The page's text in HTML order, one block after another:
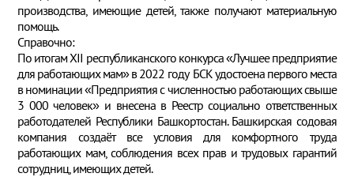
производства, имеющие детей, также получают материальную
помощь.
Справочно:
По итогам XII республиканского конкурса «Лучшее предприятие
для работающих мам» в 2022 году БСК удостоена первого места
в номинации «Предприятия с численностью работающих свыше
3 000 человек» и внесена в Реестр социально ответственных
работодателей Республики Башкортостан. Башкирская содовая
компания создаёт все условия для комфортного труда
работающих мам, соблюдения всех прав и трудовых гарантий
сотрудниц, имеющих детей.